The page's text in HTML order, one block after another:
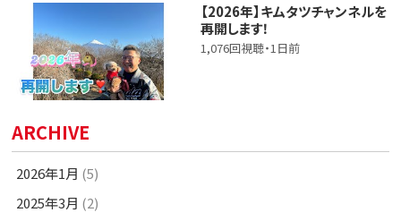
【2026年】キムタツチャンネルを
再開します！
1,076回視聴・1日前
ARCHIVE
2026年1月 (5)
2025年3月 (2)